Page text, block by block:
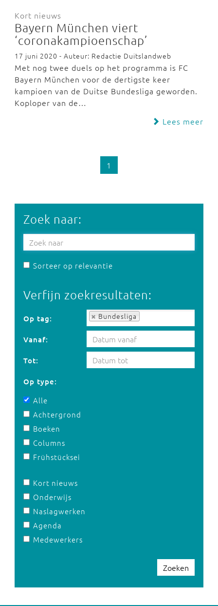
Kort nieuws
Bayern München viert
‘coronakampioenschap’
17 juni 2020 - Auteur: Redactie Duitslandweb
Met nog twee duels op het programma is FC
Bayern München voor de dertigste keer
kampioen van de Duitse Bundesliga geworden.
Koploper van de…
Lees meer
1
Zoek naar:
Sorteer op relevantie
Verfijn zoekresultaten:
Op tag: Bundesliga
Op tag:
Vanaf:
Tot:
Op type:
Alle
Achtergrond
Boeken
Columns
Frühstücksei
Kort nieuws
Onderwijs
Naslagwerken
Agenda
Medewerkers
Zoeken